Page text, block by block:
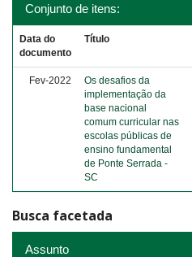
Conjunto de itens:
Data do
documento
Título
Fev-2022
Os desafios da
implementação da
base nacional
comum curricular nas
escolas públicas de
ensino fundamental
de Ponte Serrada -
SC
Busca facetada
Assunto